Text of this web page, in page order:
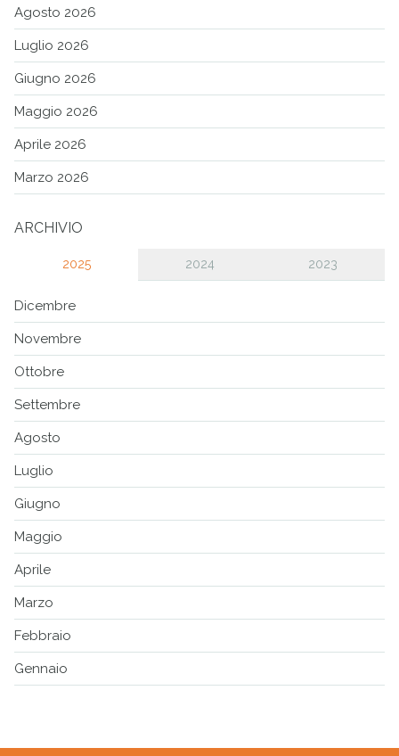
Agosto 2026
Luglio 2026
Giugno 2026
Maggio 2026
Aprile 2026
Marzo 2026
ARCHIVIO
2025 2024 2023
Dicembre
Novembre
Ottobre
Settembre
Agosto
Luglio
Giugno
Maggio
Aprile
Marzo
Febbraio
Gennaio